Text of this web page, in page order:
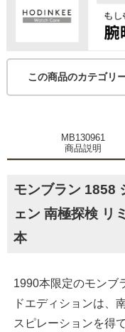
この商品のカテゴリ
MB130961
商品説明
モンブラン 1858
ェン 南極探検 リ
本
1990本限定のモンブ
ドエディションは、
スピレーションを得